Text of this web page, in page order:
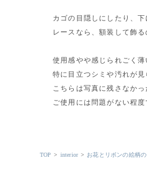
カゴの目隠しにしたり、
レースなら、額装して飾
使用感やや感じられごく
特に目立つシミや汚れが
こちらは写真に残さなか
ご使用には問題がない程
TOP > interior> お花とリボンの絵柄